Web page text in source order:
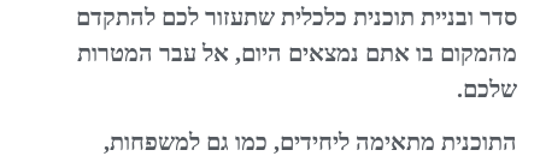
סדר ובניית תוכנית כלכלית שתעזור לכם להתקדם
מהמקום בו אתם נמצאים היום, אל עבר המטרות
שלכם.
התוכנית מתאימה ליחידים, כמו גם למשפחות,